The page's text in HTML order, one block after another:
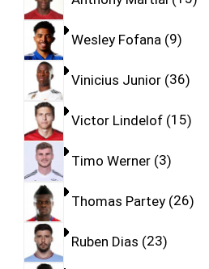
Wesley Fofana 9
Vinicius Junior 36
Victor Lindelof 15
Timo Werner 3
Thomas Partey 26
Ruben Dias 23